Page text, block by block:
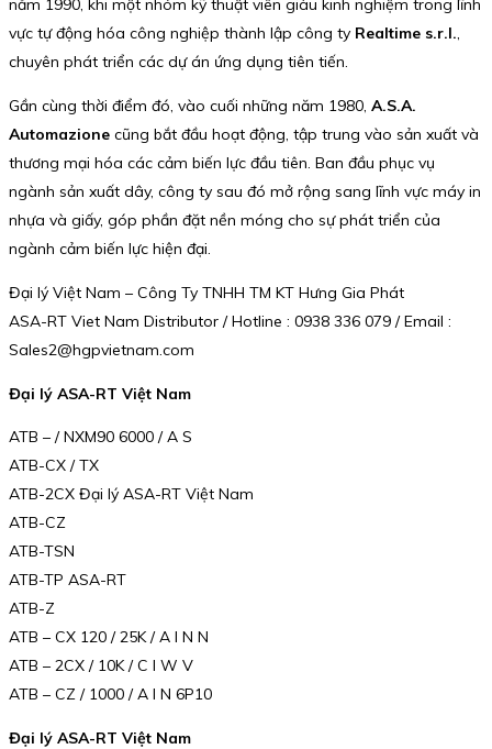
năm 1990, khi một nhóm kỹ thuật viên giàu kinh nghiệm trong lĩnh
vực tự động hóa công nghiệp thành lập công ty Realtime s.r.l.,
chuyên phát triển các dự án ứng dụng tiên tiến.
Gần cùng thời điểm đó, vào cuối những năm 1980, A.S.A.
Automazione cũng bắt đầu hoạt động, tập trung vào sản xuất và
thương mại hóa các cảm biến lực đầu tiên. Ban đầu phục vụ
ngành sản xuất dây, công ty sau đó mở rộng sang lĩnh vực máy in
nhựa và giấy, góp phần đặt nền móng cho sự phát triển của
ngành cảm biến lực hiện đại.
Đại lý Việt Nam – Công Ty TNHH TM KT Hưng Gia Phát
ASA-RT Viet Nam Distributor / Hotline : 0938 336 079 / Email :
Sales2@hgpvietnam.com
Đại lý ASA-RT Việt Nam
ATB – / NXM90 6000 / A S
ATB-CX / TX
ATB-2CX Đại lý ASA-RT Việt Nam
ATB-CZ
ATB-TSN
ATB-TP ASA-RT
ATB-Z
ATB – CX 120 / 25K / A I N N
ATB – 2CX / 10K / C I W V
ATB – CZ / 1000 / A I N 6P10
Đại lý ASA-RT Việt Nam